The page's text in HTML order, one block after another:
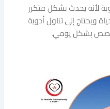
لأنه يحدث بشكل متكرر
ويحتاج إلى تناول أدوية
بشكل يومي.